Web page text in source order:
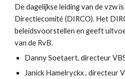
De dagelijkse leiding van devzw
Directiecomité (DIRCO). Het
beleidsvoorstellenen geeft
vande RvB.
Danny Soetaert, directeur
Janick Hamelryckx, directeur